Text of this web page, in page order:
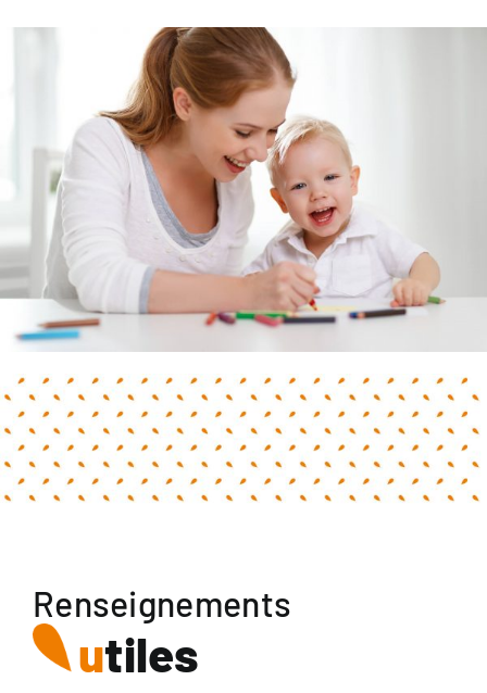
Renseignements
utiles